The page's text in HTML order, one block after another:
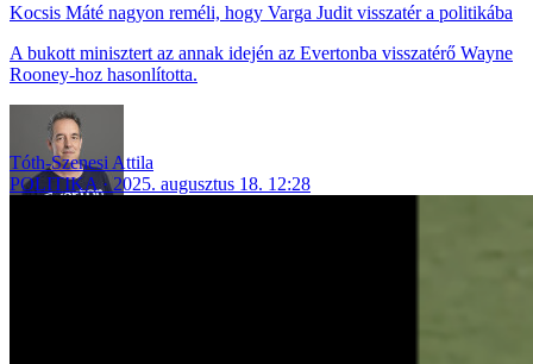
Kocsis Máté nagyon reméli, hogy Varga Judit visszatér a politikába
A bukott minisztert az annak idején az Evertonba visszatérő Wayne
Rooney-hoz hasonlította.
Tóth-Szenesi Attila
POLITIKA
2025. augusztus 18. 12:28